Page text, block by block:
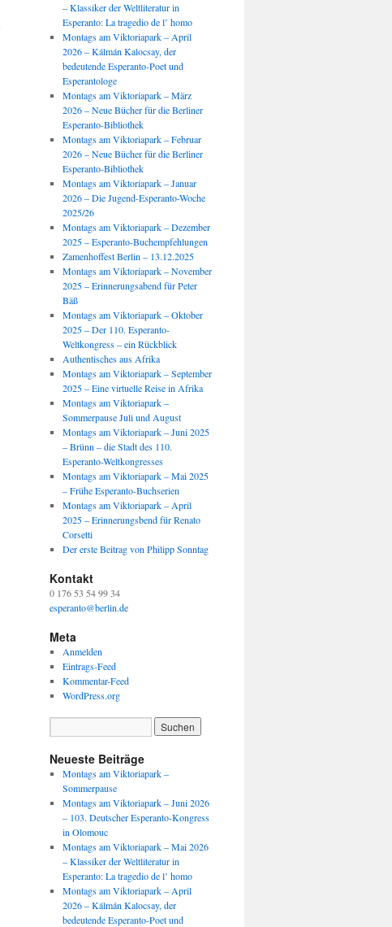
– Klassiker der Weltliteratur in
Esperanto: La tragedio de l’ homo
Montags am Viktoriapark – April
2026 – Kálmán Kalocsay, der
bedeutende Esperanto-Poet und
Esperantologe
Montags am Viktoriapark – März
2026 – Neue Bücher für die Berliner
Esperanto-Bibliothek
Montags am Viktoriapark – Februar
2026 – Neue Bücher für die Berliner
Esperanto-Bibliothek
Montags am Viktoriapark – Januar
2026 – Die Jugend-Esperanto-Woche
2025/26
Montags am Viktoriapark – Dezember
2025 – Esperanto-Buchempfehlungen
Zamenhoffest Berlin – 13.12.2025
Montags am Viktoriapark – November
2025 – Erinnerungsabend für Peter
Bäß
Montags am Viktoriapark – Oktober
2025 – Der 110. Esperanto-
Weltkongress – ein Rückblick
Authentisches aus Afrika
Montags am Viktoriapark – September
2025 – Eine virtuelle Reise in Afrika
Montags am Viktoriapark –
Sommerpause Juli und August
Montags am Viktoriapark – Juni 2025
– Brünn – die Stadt des 110.
Esperanto-Weltkongresses
Montags am Viktoriapark – Mai 2025
– Frühe Esperanto-Buchserien
Montags am Viktoriapark – April
2025 – Erinnerungsbend für Renato
Corsetti
Der erste Beitrag von Philipp Sonntag
Kontakt
0 176 53 54 99 34
esperanto@berlin.de
Meta
Anmelden
Eintrags-Feed
Kommentar-Feed
WordPress.org
Neueste Beiträge
Montags am Viktoriapark –
Sommerpause
Montags am Viktoriapark – Juni 2026
– 103. Deutscher Esperanto-Kongress
in Olomouc
Montags am Viktoriapark – Mai 2026
– Klassiker der Weltliteratur in
Esperanto: La tragedio de l’ homo
Montags am Viktoriapark – April
2026 – Kálmán Kalocsay, der
bedeutende Esperanto-Poet und